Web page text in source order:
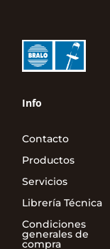
Info
Contacto
Productos
Servicios
Librería Técnica
Condiciones
generales de
compra